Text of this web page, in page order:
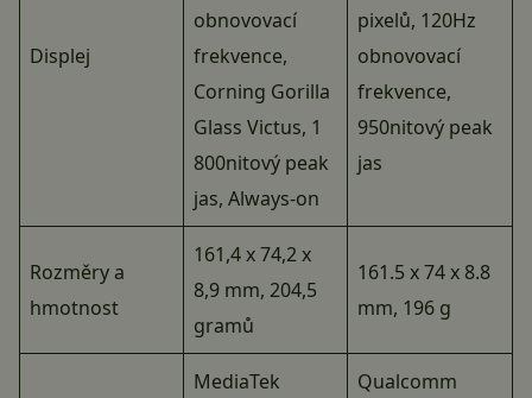
Displej
obnovovací
frekvence,
Corning Gorilla
Glass Victus, 1
800nitový peak
jas, Always-on
pixelů, 120Hz
obnovovací
frekvence,
950nitový peak
jas
Rozměry a
hmotnost
161,4 x 74,2 x
8,9 mm, 204,5
gramů
161.5 x 74 x 8.8
mm, 196 g
MediaTek Qualcomm